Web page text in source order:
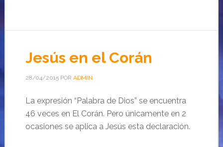
Jesús en el Corán
28/04/2015POR ADMIN
La expresión “Palabra de Dios” se encuentra
46 veces en El Corán. Pero únicamente en 2
ocasiones se aplica a Jesús esta declaración.